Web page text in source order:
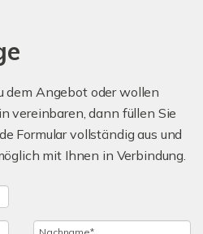
dem Angebot oder wollen
vereinbaren, dann füllen Sie
Formular vollständig aus und
mit Ihnen in Verbindung.